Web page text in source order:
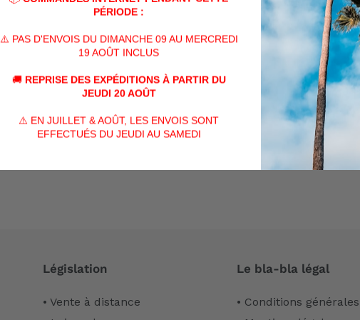
SUR
AVIS CLIENTS
Soyez le premier à écrire un avis
Écrire un avis
Législation
• Vente à distance
Le bla-bla légal
• Conditions générales
PÉRIODE :
⚠️ PAS D'ENVOIS DU DIMANCHE 09 AU MERCREDI
19 AOÛT INCLUS
🚚 REPRISE DES EXPÉDITIONS À PARTIR DU
JEUDI 20 AOÛT
⚠️ EN JUILLET & AOÛT, LES ENVOIS SONT
EFFECTUÉS DU JEUDI AU SAMEDI